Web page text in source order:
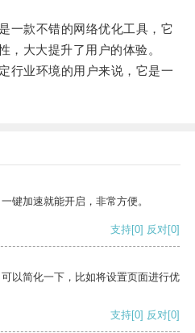
款不错的网络优化工具，它
，大大提升了用户的体验。
业环境的用户来说，它是一
键加速就能开启，非常方便。
支持[0] 反对[0]
以简化一下，比如将设置页面进行优
支持[0] 反对[0]